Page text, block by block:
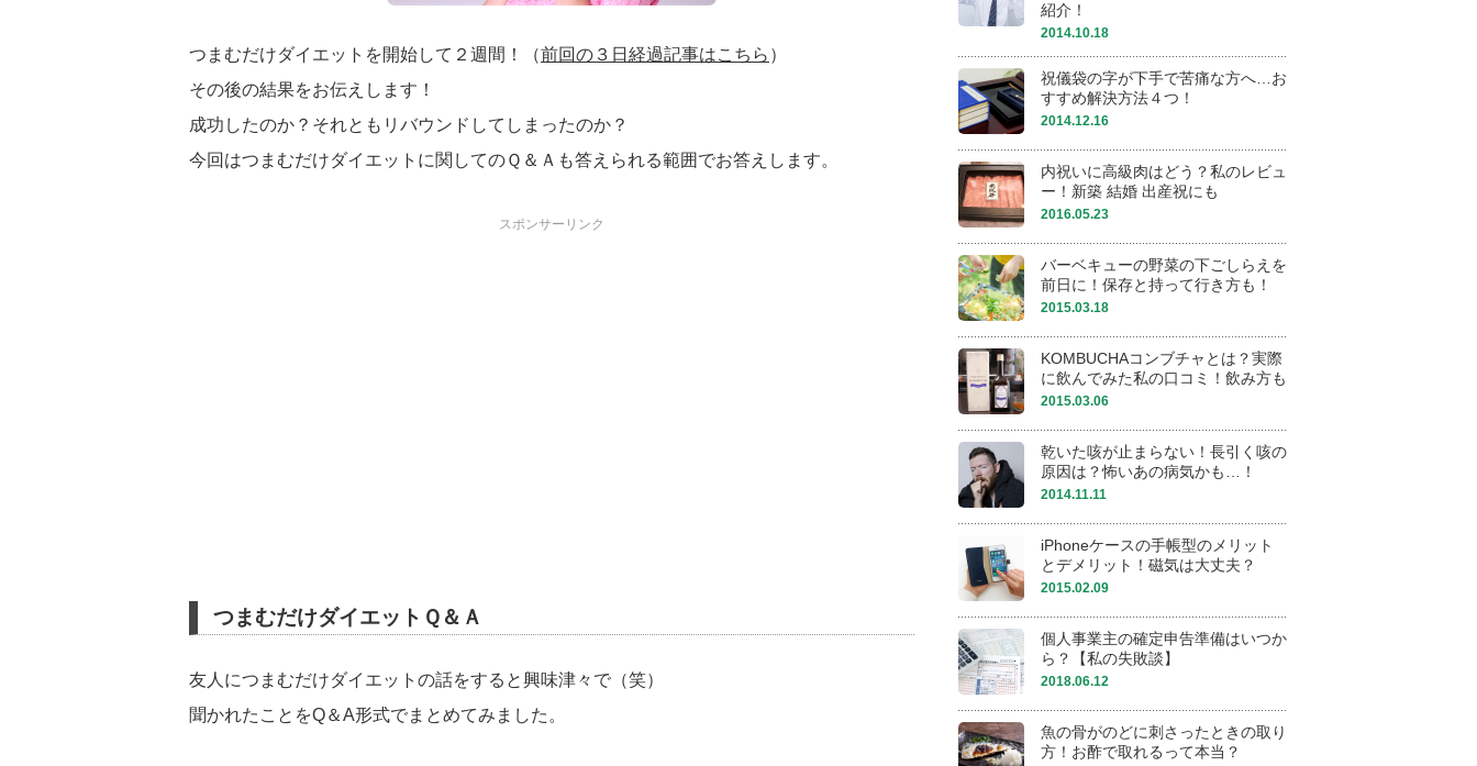
つまむだけダイエットを開始して２週間！（前回の３日経過記事はこちら ）
その後の結果をお伝えします！
成功したのか？それともリバウンドしてしまったのか？
今回はつまむだけダイエットに関してのＱ＆Ａも答えられる範囲でお答えします。
スポンサーリンク
つまむだけダイエットＱ＆Ａ
友人につまむだけダイエットの話をすると興味津々で（笑）
聞かれたことをQ＆A形式でまとめてみました。
紹介！
2014.10.18
祝儀袋の字が下手で苦痛な方へ…お
すすめ解決方法４つ！
2014.12.16
内祝いに高級肉はどう？私のレビュ
ー！新築 結婚 出産祝にも
2016.05.23
バーベキューの野菜の下ごしらえを
前日に！保存と持って行き方も！
2015.03.18
KOMBUCHAコンブチャとは？実際
に飲んでみた私の口コミ！飲み方も
2015.03.06
乾いた咳が止まらない！長引く咳の
原因は？怖いあの病気かも…！
2014.11.11
iPhoneケースの手帳型のメリット
とデメリット！磁気は大丈夫？
2015.02.09
個人事業主の確定申告準備はいつか
ら？【私の失敗談】
2018.06.12
魚の骨がのどに刺さったときの取り
方！お酢で取れるって本当？